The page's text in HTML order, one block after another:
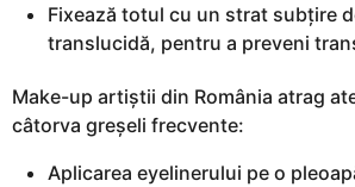
Fixează totul cu un strat subțire
translucidă, pentru a preveni
Make-up artiștii din România atrag
câtorva greșeli frecvente:
Aplicarea eyelinerului pe o